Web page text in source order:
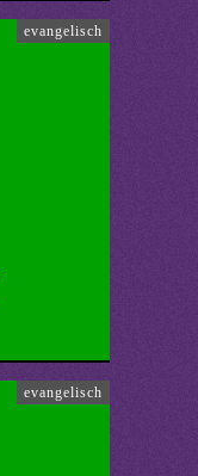
evangelisch
evangelisch